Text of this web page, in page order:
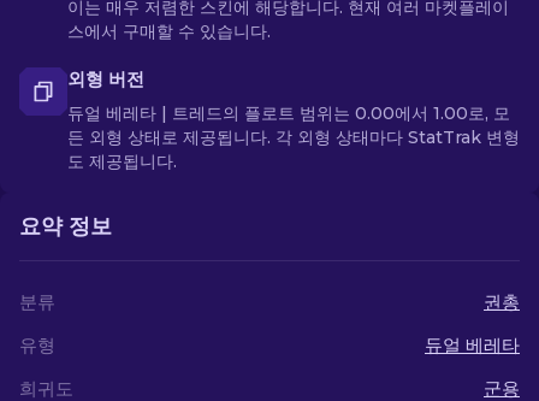
이는 매우 저렴한 스킨에 해당합니다. 현재 여러 마켓플레이
스에서 구매할 수 있습니다.
외형 버전
듀얼 베레타 | 트레드의 플로트 범위는 0.00에서 1.00로, 모
든 외형 상태로 제공됩니다. 각 외형 상태마다 StatTrak 변형
도 제공됩니다.
요약 정보
분류
권총
유형
듀얼 베레타
희귀도
군용